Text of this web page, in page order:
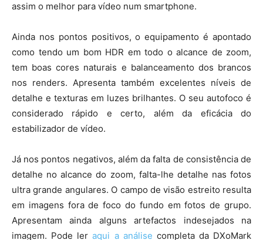
assim o melhor para vídeo num smartphone.
Ainda nos pontos positivos, o equipamento é apontado
como tendo um bom HDR em todo o alcance de zoom,
tem boas cores naturais e balanceamento dos brancos
nos renders. Apresenta também excelentes níveis de
detalhe e texturas em luzes brilhantes. O seu autofoco é
considerado rápido e certo, além da eficácia do
estabilizador de vídeo.
Já nos pontos negativos, além da falta de consistência de
detalhe no alcance do zoom, falta-lhe detalhe nas fotos
ultra grande angulares. O campo de visão estreito resulta
em imagens fora de foco do fundo em fotos de grupo.
Apresentam ainda alguns artefactos indesejados na
imagem. Pode leraqui a análise completa da DXoMark